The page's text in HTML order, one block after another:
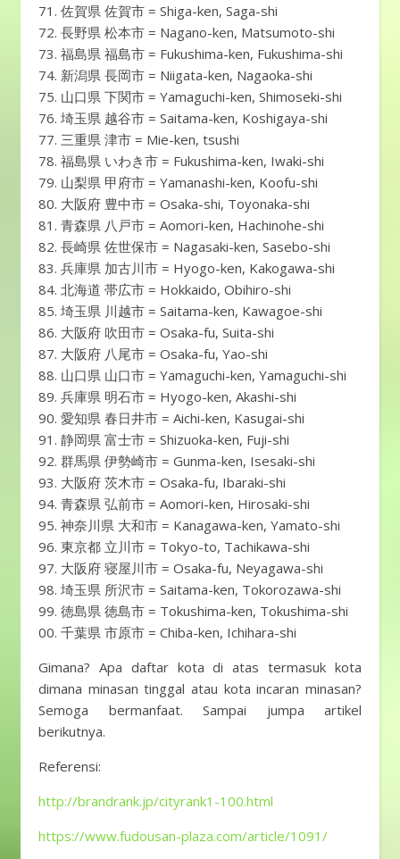
佐賀県 佐賀市 = Shiga-ken, Saga-shi
長野県 松本市 = Nagano-ken, Matsumoto-shi
福島県 福島市 = Fukushima-ken, Fukushima-shi
新潟県 長岡市 = Niigata-ken, Nagaoka-shi
山口県 下関市 = Yamaguchi-ken, Shimoseki-shi
埼玉県 越谷市 = Saitama-ken, Koshigaya-shi
三重県 津市 = Mie-ken, tsushi
福島県 いわき市 = Fukushima-ken, Iwaki-shi
山梨県 甲府市 = Yamanashi-ken, Koofu-shi
大阪府 豊中市 = Osaka-shi, Toyonaka-shi
青森県 八戸市 = Aomori-ken, Hachinohe-shi
長崎県 佐世保市 = Nagasaki-ken, Sasebo-shi
兵庫県 加古川市 = Hyogo-ken, Kakogawa-shi
北海道 帯広市 = Hokkaido, Obihiro-shi
埼玉県 川越市 = Saitama-ken, Kawagoe-shi
大阪府 吹田市 = Osaka-fu, Suita-shi
大阪府 八尾市 = Osaka-fu, Yao-shi
山口県 山口市 = Yamaguchi-ken, Yamaguchi-shi
兵庫県 明石市 = Hyogo-ken, Akashi-shi
愛知県 春日井市 = Aichi-ken, Kasugai-shi
静岡県 富士市 = Shizuoka-ken, Fuji-shi
群馬県 伊勢崎市 = Gunma-ken, Isesaki-shi
大阪府 茨木市 = Osaka-fu, Ibaraki-shi
青森県 弘前市 = Aomori-ken, Hirosaki-shi
神奈川県 大和市 = Kanagawa-ken, Yamato-shi
東京都 立川市 = Tokyo-to, Tachikawa-shi
大阪府 寝屋川市 = Osaka-fu, Neyagawa-shi
埼玉県 所沢市 = Saitama-ken, Tokorozawa-shi
徳島県 徳島市 = Tokushima-ken, Tokushima-shi
千葉県 市原市 = Chiba-ken, Ichihara-shi
Gimana? Apa daftar kota di atas termasuk kota
dimana minasan tinggal atau kota incaran minasan?
Semoga bermanfaat. Sampai jumpa artikel
berikutnya.
Referensi:
http://brandrank.jp/cityrank1-100.html
https://www.fudousan-plaza.com/article/1091/